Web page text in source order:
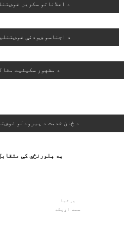
د اعلاناتو سکرین
د اجناسو ښودنې
د مشهور سکیفیت
د ځان خدمت د پیرودلو
په پلورنځي کې
وړتیا
سمه اړیکه